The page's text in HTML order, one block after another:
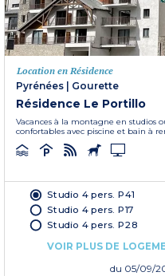
Location en Résidence
Pyrénées | Gourette
Résidence Le Portillo
Vacances à la montagne en studios
confortables avec piscine et bain à
Studio 4 pers. P41
Studio 4 pers. P17
Studio 4 pers. P28
VOIR PLUS DE
du 05/09/